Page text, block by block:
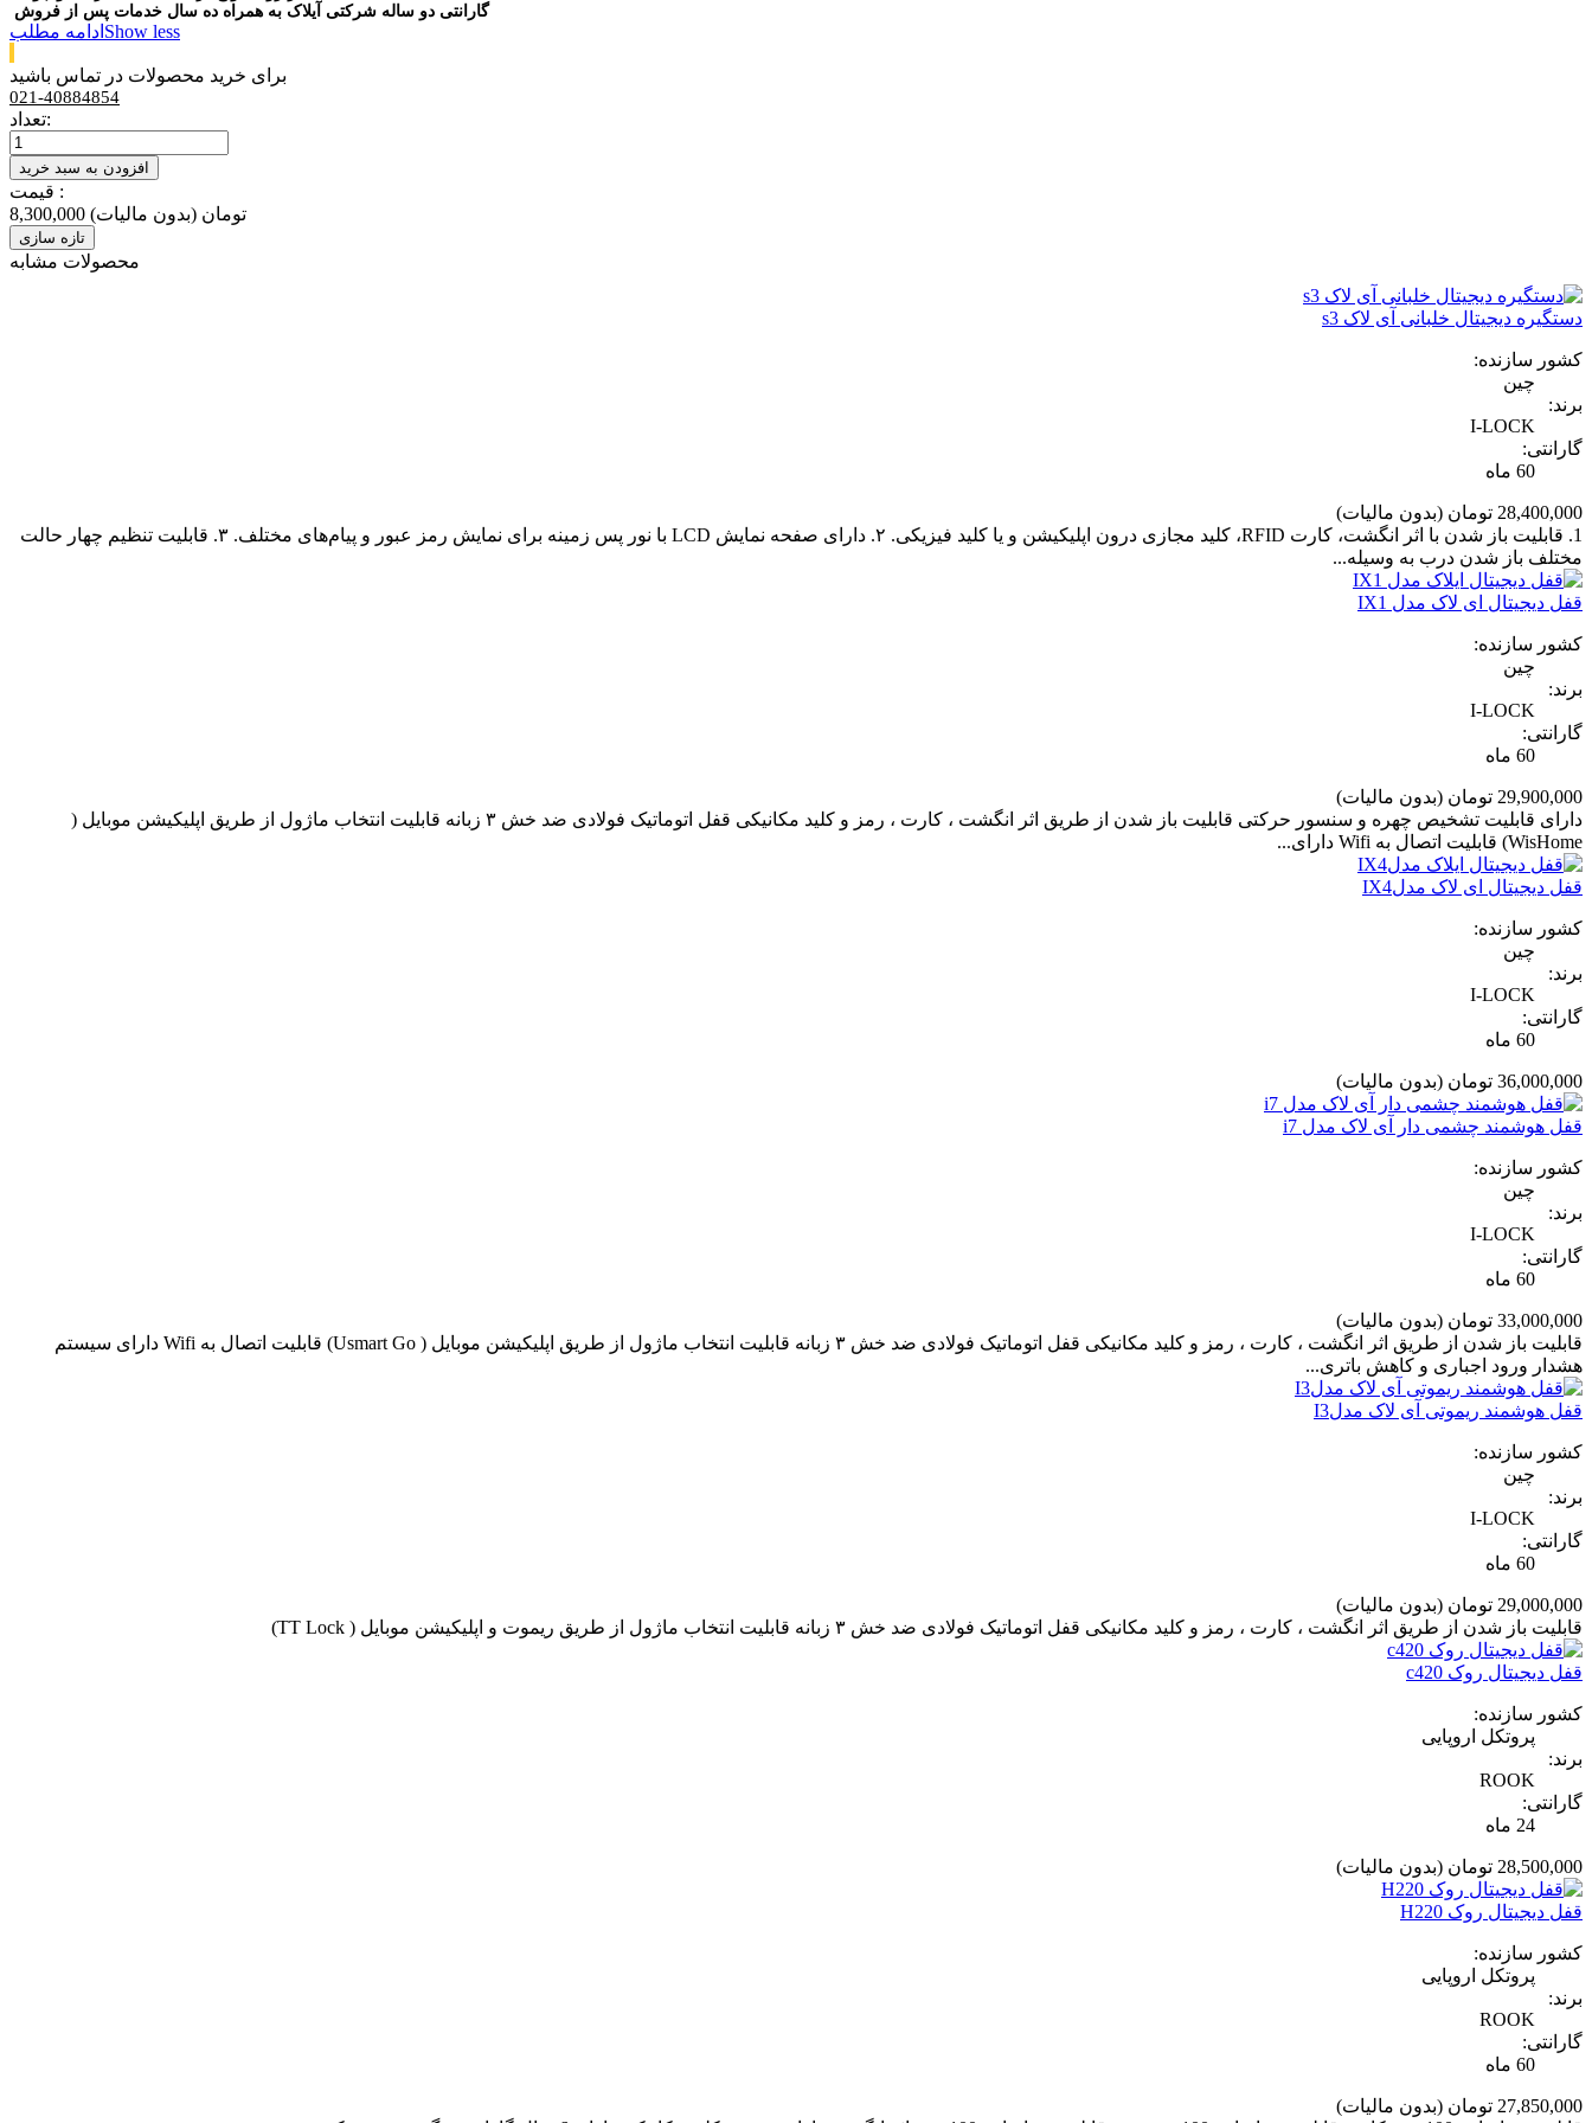
گارانتی دو ساله شرکتی آیلاک به همراه ده سال خدمات پس از فروش
ادامه مطلب Show less
برای خرید محصولات در تماس باشید
021-40884854
تعداد:
افزودن به سبد خرید
قیمت :
8,300,000 تومان (بدون مالیات)
محصولات مشابه
دستگیره دیجیتال خلبانی آی لاک s3
کشور سازنده:
چین
برند:
I-LOCK
گارانتی:
60 ماه
28,400,000 تومان
(بدون مالیات)
1. قابلیت باز شدن با اثر انگشت، کارت RFID، کلید مجازی درون اپلیکیشن و یا کلید فیزیکی. ۲. دارای صفحه نمایش LCD با نور پس زمینه برای نمایش رمز عبور و پیام‌های مختلف. ۳. قابلیت تنظیم چهار حالت
مختلف باز شدن درب به وسیله...
قفل دیجیتال ای لاک مدل IX1
کشور سازنده:
چین
برند:
I-LOCK
گارانتی:
60 ماه
29,900,000 تومان
(بدون مالیات)
دارای قابلیت تشخیص چهره و سنسور حرکتی قابلیت باز شدن از طریق اثر انگشت ، کارت ، رمز و کلید مکانیکی قفل اتوماتیک فولادی ضد خش ۳ زبانه قابلیت انتخاب ماژول از طریق اپلیکیشن موبایل (
WisHome) قابلیت اتصال به Wifi دارای...
قفل دیجیتال ای لاک مدلIX4
کشور سازنده:
چین
برند:
I-LOCK
گارانتی:
60 ماه
36,000,000 تومان (بدون مالیات)
قفل هوشمند چشمی دار آی لاک مدل i7
کشور سازنده:
چین
برند:
I-LOCK
گارانتی:
60 ماه
33,000,000 تومان
(بدون مالیات)
قابلیت باز شدن از طریق اثر انگشت ، کارت ، رمز و کلید مکانیکی قفل اتوماتیک فولادی ضد خش ۳ زبانه قابلیت انتخاب ماژول از طریق اپلیکیشن موبایل ( Usmart Go) قابلیت اتصال به Wifi دارای سیستم
هشدار ورود اجباری و کاهش باتری...
قفل هوشمند ریموتی آی لاک مدلI3
کشور سازنده:
چین
برند:
I-LOCK
گارانتی:
60 ماه
29,000,000 تومان
(بدون مالیات)
قابلیت باز شدن از طریق اثر انگشت ، کارت ، رمز و کلید مکانیکی قفل اتوماتیک فولادی ضد خش ۳ زبانه قابلیت انتخاب ماژول از طریق ریموت و اپلیکیشن موبایل ( TT Lock)
قفل دیجیتال روک c420
کشور سازنده:
پروتکل اروپایی
برند:
ROOK
گارانتی:
24 ماه
28,500,000 تومان (بدون مالیات)
قفل دیجیتال روک H220
کشور سازنده:
پروتکل اروپایی
برند:
ROOK
گارانتی:
60 ماه
27,850,000 تومان
(بدون مالیات)